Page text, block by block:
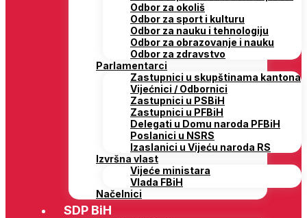
Odbor za okoliš
Odbor za sport i kulturu
Odbor za nauku i tehnologiju
Odbor za obrazovanje i nauku
Odbor za zdravstvo
Parlamentarci
Zastupnici u skupštinama kantona
Vijećnici / Odbornici
Zastupnici u PSBiH
Zastupnici u PFBiH
Delegati u Domu naroda PFBiH
Poslanici u NSRS
Izaslanici u Vijeću naroda RS
Izvršna vlast
Vijeće ministara
Vlada FBiH
Načelnici
SDP BiH